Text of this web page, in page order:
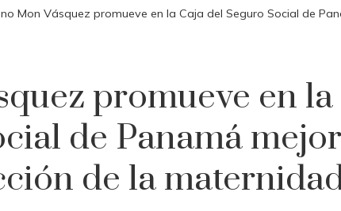
Mon Vásquez promueve en la Caja del Seguro Social de
promueve en la
de Panamá
de la